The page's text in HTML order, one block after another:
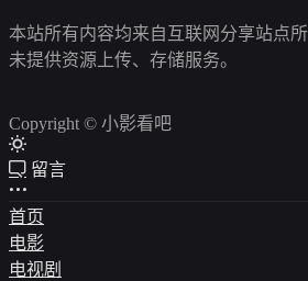
本站所有内容均来自互联网分享站点
未提供资源上传、存储服务。
Copyright © 小影看吧
留言
首页
电影
电视剧